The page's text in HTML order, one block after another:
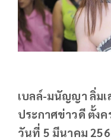
เบลล์-มนัญญา ลิ่มเ
ประกาศข่าวดี ตั้ง
วันที่ 5 มีนาคม